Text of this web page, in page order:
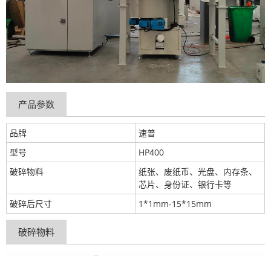
产品参数
品牌
速普
型号
HP400
破碎物料
纸张、废纸币、光盘、内存条、
芯片、身份证、银行卡等
破碎后尺寸
1*1mm-15*15mm
破碎物料